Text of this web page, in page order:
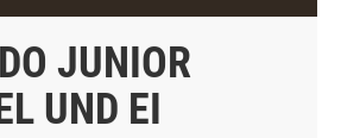
JUNIOR
UND EI